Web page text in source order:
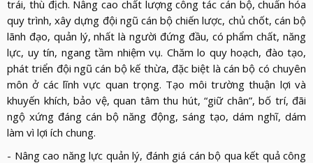
trái, thù địch. Nâng cao chất lượng công tác cán bộ, chuẩn hóa
quy trình, xây dựng đội ngũ cán bộ chiến lược, chủ chốt, cán bộ
lãnh đạo, quản lý, nhất là người đứng đầu, có phẩm chất, năng
lực, uy tín, ngang tầm nhiệm vụ. Chăm lo quy hoạch, đào tạo,
phát triển đội ngũ cán bộ kế thừa, đặc biệt là cán bộ có chuyên
môn ở các lĩnh vực quan trọng. Tạo môi trường thuận lợi và
khuyến khích, bảo vệ, quan tâm thu hút, “giữ chân”, bố trí, đãi
ngộ xứng đáng cán bộ năng động, sáng tạo, dám nghĩ, dám
làm vì lợi ích chung.
- Nâng cao năng lực quản lý, đánh giá cán bộ qua kết quả công